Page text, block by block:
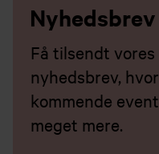
Nyhedsbrev
Få tilsendt
nyhedsbrev,
kommende
meget mere.